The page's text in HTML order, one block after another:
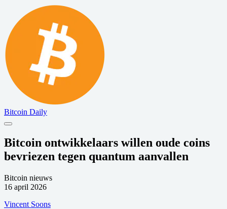
Bitcoin Daily
Bitcoin ontwikkelaars willen oude coins
bevriezen tegen quantum aanvallen
Bitcoin nieuws
16 april 2026
Vincent Soons